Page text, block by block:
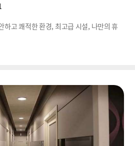
하고 쾌적한 환경, 최고급 시설, 나만의 휴